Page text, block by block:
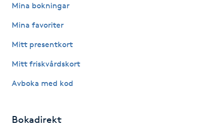
Hudföryngring
Huduppstramning
Hyaluronsyra
Mina bokningar
Mina favoriter
Mitt presentkort
Mitt friskvårdskort
Avboka med kod
Bokadirekt